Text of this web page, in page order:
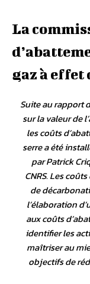
La
gaz à effet
Suite au rapport
sur la valeur de
les coûts
serre a été
par Patrick
CNRS. Les
de
l’élaboration
aux coûts
identifier les
maîtriser au
objectifs de